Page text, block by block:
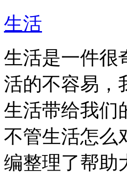
生活
生活是一件很
活的不容易，
生活带给我们
不管生活怎么
编整理了帮助